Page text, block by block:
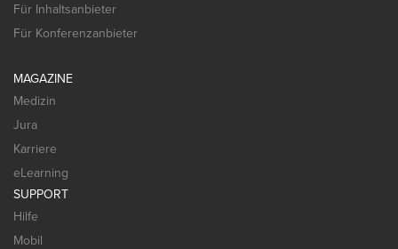
Für Inhaltsanbieter
Für Konferenzanbieter
MAGAZINE
Medizin
Jura
Karriere
eLearning
SUPPORT
Hilfe
Mobil